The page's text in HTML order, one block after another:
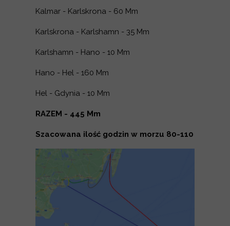
Kalmar - Karlskrona - 60 Mm
Karlskrona - Karlshamn - 35 Mm
Karlshamn - Hano - 10 Mm
Hano - Hel - 160 Mm
Hel - Gdynia - 10 Mm
RAZEM - 445 Mm
Szacowana ilość godzin w morzu 80-110